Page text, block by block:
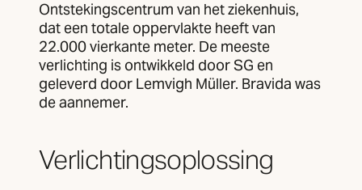
Ontstekingscentrum van het ziekenhuis,
dat een totale oppervlakte heeft van
22.000 vierkante meter. De meeste
verlichting is ontwikkeld door SG en
geleverd door Lemvigh Müller. Bravida was
de aannemer.
Verlichtingsoplossing